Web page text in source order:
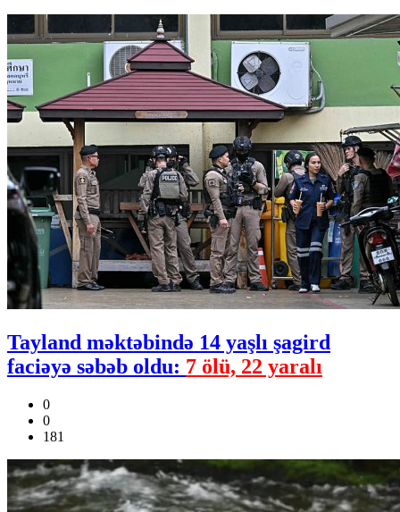
Tayland məktəbində 14 yaşlı şagird
faciəyə səbəb oldu: 7 ölü, 22 yaralı
0
0
181